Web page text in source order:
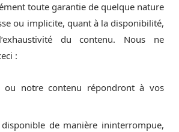
toute garantie de quelque nature
ou implicite, quant à la disponibilité,
du contenu. Nous ne
:
ou notre contenu répondront à vos
de manière ininterrompue,